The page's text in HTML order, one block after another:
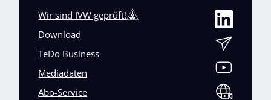
Wir sind IVW geprüft!
Download
TeDo Business
Mediadaten
Abo-Service